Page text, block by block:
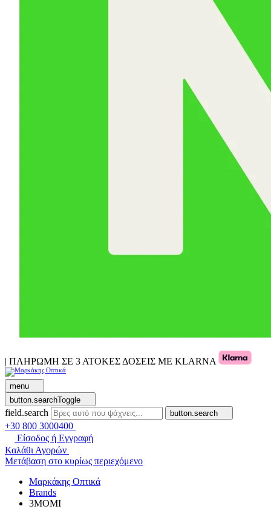
| ΠΛΗΡΩΜΗ ΣΕ 3 ΑΤΟΚΕΣ ΔΟΣΕΙΣ ΜΕ KLARNA
menu
button.searchToggle
field.search button.search
+30 800 3000400
Είσοδος ή Εγγραφή
Καλάθι Αγορών
Μετάβαση στο κυρίως περιεχόμενο
Μαρκάκης Οπτικά
Brands
3MOMI